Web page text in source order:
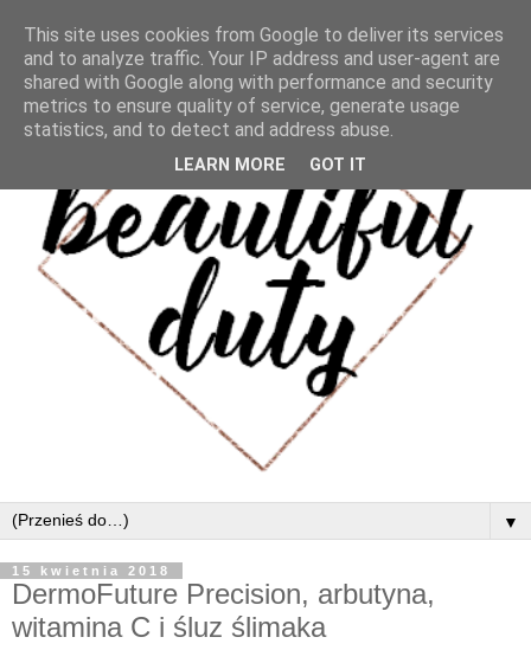
▼
15 kwietnia 2018
DermoFuture Precision, arbutyna,
witamina C i śluz ślimaka
This site uses cookies from Google to deliver its services
and to analyze traffic. Your IP address and user-agent are
shared with Google along with performance and security
metrics to ensure quality of service, generate usage
statistics, and to detect and address abuse.
LEARN MORE GOT IT